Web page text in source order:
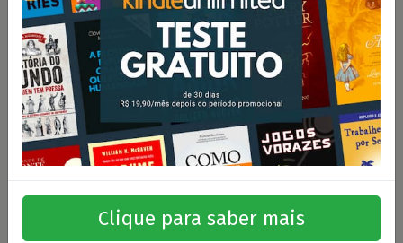
Clique para saber mais